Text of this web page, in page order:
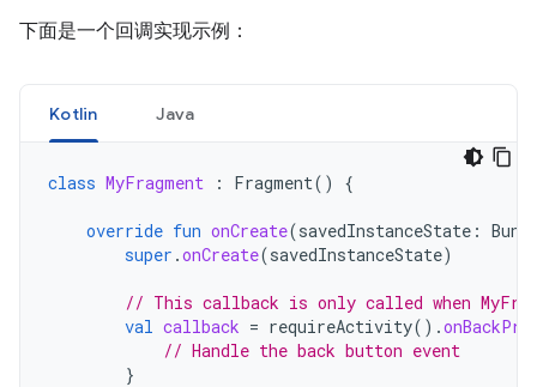
下面是一个回调实现示例：
Kotlin Java
class MyFragment : Fragment() {
override fun onCreate(savedInstanceState :
super .onCreate(savedInstanceState)
// This callback is only called when
val callback = requireActivity().
// Handle the back button event
}